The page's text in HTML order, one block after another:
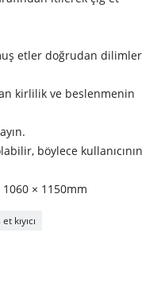
etler doğrudan dilimler
kirlilik ve beslenmenin
böylece kullanıcının
1060 × 1150mm
kıyıcı